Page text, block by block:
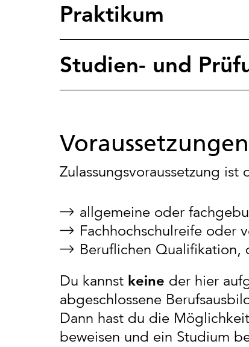
Praktikum
Studien- und
Voraussetzungen
Zulassungsvoraussetzung
allgemeine oder
Fachhochschulreife oder
Beruflichen Qualifikation,
Du kannst keine der hier
abgeschlossene
Dann hast du die
beweisen und ein Studium